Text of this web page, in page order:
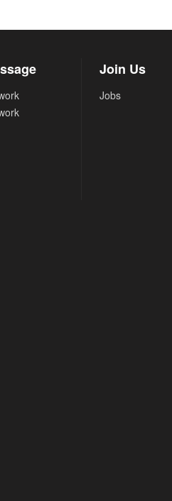
Join Us
Jobs